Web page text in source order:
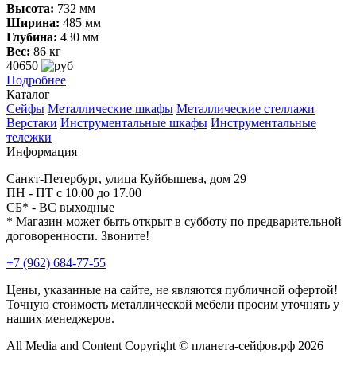
Высота: 732 мм
Ширина: 485 мм
Глубина: 430 мм
Вес: 86 кг
40650
Подробнее
Каталог
Сейфы Металлические шкафы Металлические стеллажи
Верстаки Инструментальные шкафы Инструментальные
тележки
Информация
Санкт-Петербург, улица Куйбышева, дом 29
ПН - ПТ с 10.00 до 17.00
СБ* - ВС выходные
* Магазин может быть открыт в субботу по предварительной
договоренности. Звоните!
+7 (962) 684-77-55
Цены, указанные на сайте, не являются публичной офертой!
Точную стоимость металлической мебели просим уточнять у
наших менеджеров.
All Media and Content Copyright © планета-сейфов.рф 2026